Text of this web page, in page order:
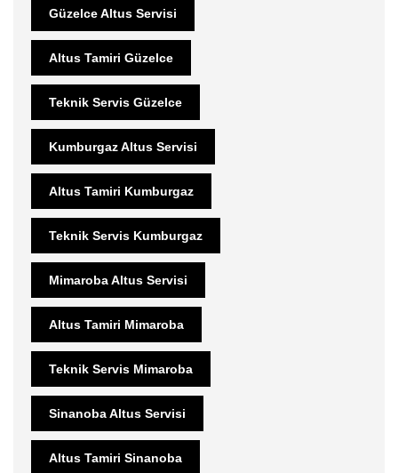
Güzelce Altus Servisi
Altus Tamiri Güzelce
Teknik Servis Güzelce
Kumburgaz Altus Servisi
Altus Tamiri Kumburgaz
Teknik Servis Kumburgaz
Mimaroba Altus Servisi
Altus Tamiri Mimaroba
Teknik Servis Mimaroba
Sinanoba Altus Servisi
Altus Tamiri Sinanoba